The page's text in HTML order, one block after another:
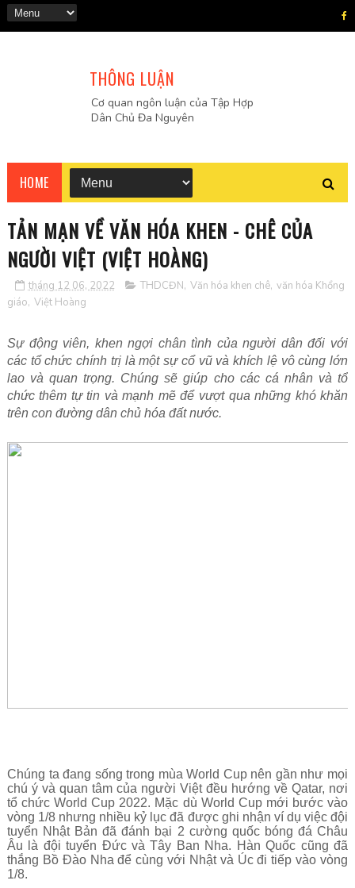
THÔNG LUẬN
Cơ quan ngôn luận của Tập Hợp
Dân Chủ Đa Nguyên
HOME
TẢN MẠN VỀ VĂN HÓA KHEN - CHÊ CỦA
NGƯỜI VIỆT (VIỆT HOÀNG)
tháng 12 06, 2022 THDCĐN, Văn hóa khen chê, văn hóa Khổng
giáo, Việt Hoàng
Sự động viên, khen ngợi chân tình của người dân đối với
các tổ chức chính trị là một sự cổ vũ và khích lệ vô cùng lớn
lao và quan trọng. Chúng sẽ giúp cho các cá nhân và tổ
chức thêm tự tin và mạnh mẽ để vượt qua những khó khăn
trên con đường dân chủ hóa đất nước.
Chúng ta đang sống trong mùa World Cup nên gần như mọi
chú ý và quan tâm của người Việt đều hướng về Qatar, nơi
tổ chức World Cup 2022. Mặc dù World Cup mới bước vào
vòng 1/8 nhưng nhiều kỷ lục đã được ghi nhận ví dụ việc đội
tuyển Nhật Bản đã đánh bại 2 cường quốc bóng đá Châu
Âu là đội tuyển Đức và Tây Ban Nha. Hàn Quốc cũng đã
thắng Bồ Đào Nha để cùng với Nhật và Úc đi tiếp vào vòng
1/8.